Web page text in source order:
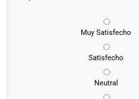
Muy Satisfecho
Satisfecho
Neutral